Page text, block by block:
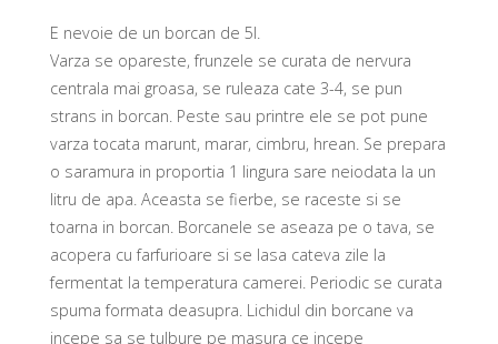
E nevoie de un borcan de 5l.
Varza se opareste, frunzele se curata de nervura
centrala mai groasa, se ruleaza cate 3-4, se pun
strans in borcan. Peste sau printre ele se pot pune
varza tocata marunt, marar, cimbru, hrean. Se prepara
o saramura in proportia 1 lingura sare neiodata la un
litru de apa. Aceasta se fierbe, se raceste si se
toarna in borcan. Borcanele se aseaza pe o tava, se
acopera cu farfurioare si se lasa cateva zile la
fermentat la temperatura camerei. Periodic se curata
spuma formata deasupra. Lichidul din borcane va
incepe sa se tulbure pe masura ce incepe